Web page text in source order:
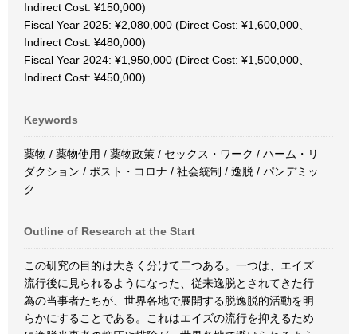
Indirect Cost: ¥150,000)
Fiscal Year 2025: ¥2,080,000 (Direct Cost: ¥1,600,000、
Indirect Cost: ¥480,000)
Fiscal Year 2024: ¥1,950,000 (Direct Cost: ¥1,500,000、
Indirect Cost: ¥450,000)
Keywords
薬物 / 薬物使用 / 薬物政策 / セックス・ワーク / ハーム・リ
ダクション / ポスト・コロナ / 社会統制 / 逸脱 / パンデミッ
ク
Outline of Research at the Start
この研究の目的は大きく分けて二つある。一つは、エイズ
流行後に見られるようになった、従来逸脱とされてきた行
為の当事者たちが、世界各地で展開する脱逸脱的活動を明
らかにすることである。これはエイズの流行を抑えるため